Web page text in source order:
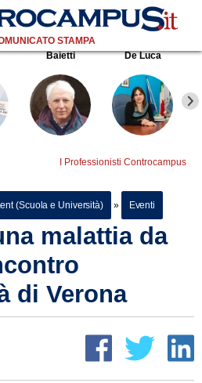
STAMPA
Baietti De Luca
I Professionisti Controcampus
(Scuola e Università) » Eventi
malattia da
di Verona